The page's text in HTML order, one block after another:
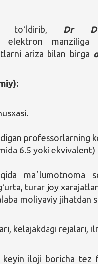
toʻldirib, Dr
manziliga
ariza bilan birga
professorlarning
6.5 yoki
maʼlumotnoma
turar joy
moliyaviy jihatdan
kelajakdagi rejalari,
keyin iloji boricha tez